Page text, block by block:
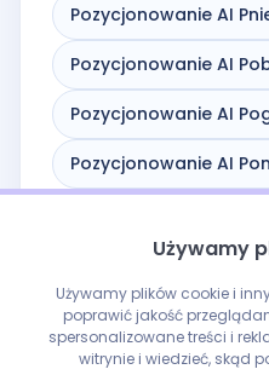
Używamy
Używamy plików cookie i
poprawić jakość
spersonalizowane treści i
witrynie i wiedzieć, skąd
Pozycjonowanie AI
Pozycjonowanie AI
Pozycjonowanie AI
Pozycjonowanie AI
Pozycjonowanie AI
Pozycjonowanie AI
Pozycjonowanie AI